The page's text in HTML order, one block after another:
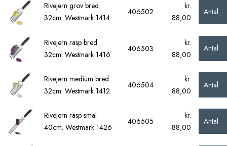
Rivejern grov bred
32cm. Westmark 1414
406502
kr.
88,00
Antal
Rivejern rasp bred
32cm. Westmark 1416
406503
kr.
88,00
Antal
Rivejern medium bred
32cm. Westmark 1412
406504
kr.
88,00
Antal
Rivejern rasp smal
40cm. Westmark 1426
406505
kr.
88,00
Antal